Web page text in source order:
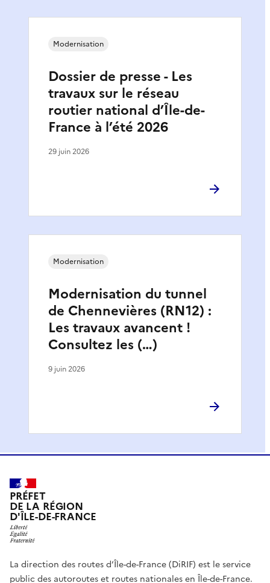
Dossier de presse - Les
travaux sur le réseau
routier national d’Île-de-
France à l’été 2026
Modernisation
29 juin 2026
Modernisation du tunnel
de Chennevières (RN12) :
Les travaux avancent !
Consultez les (…)
Modernisation
9 juin 2026
PRÉFET
DE LA RÉGION
D'ÎLE-DE-FRANCE
La direction des routes d’Île-de-France (DiRIF) est le service
public des autoroutes et routes nationales en Île-de-France.